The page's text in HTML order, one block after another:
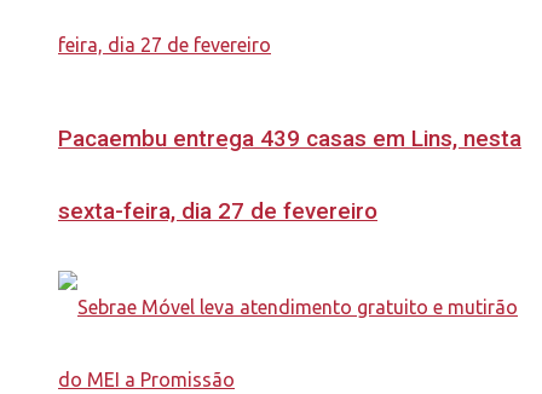
Pacaembu entrega 439 casas em Lins, nesta
sexta-feira, dia 27 de fevereiro